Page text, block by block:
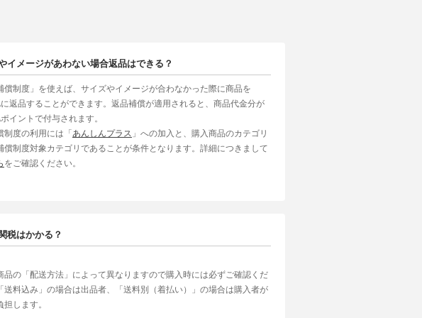
イメージがあわない場合返品はできる？
償制度」を使えば、サイズやイメージが合わなかった際に商品を
返品することができます。返品補償が適用されると、商品代金分が
イントで付与されます。
制度の利用には「あんしんプラス 」への加入と、購入商品のカテゴリ
償制度対象カテゴリであることが条件となります。詳細につきまして
をご確認ください。
税はかかる？
品の「配送方法」によって異なりますので購入時には必ずご確認くだ
送料込み」の場合は出品者、「送料別（着払い）」の場合は購入者が
担します。